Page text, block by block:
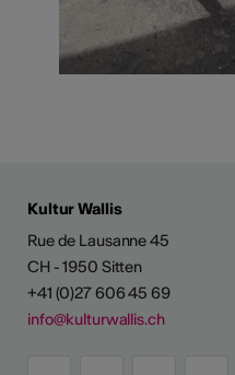
Kultur Wallis
Rue de Lausanne 45
CH - 1950 Sitten
+41 (0)27 606 45 69
info@kulturwallis.ch